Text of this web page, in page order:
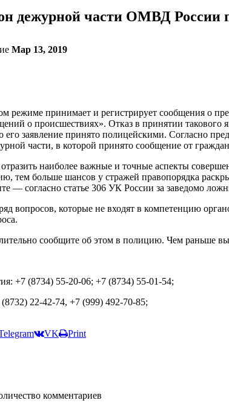
дежурной части ОМВД России
Мар 13, 2019
принимает и регистрирует сообщения о
о происшествиях». Отказ в принятии такового
заявление принято полицейскими. Согласно
части, в которой принято сообщение от
наиболее важные и точные аспекты
тем больше шансов у стражей правопорядка
— согласно статье 306 УК России за заведомо
вопросов, которые не входят в компетенцию
сообщите об этом в полицию. Чем раньше
+7 (8734) 55-20-06; +7 (8734) 55-01-54;
22-42-74, +7 (999) 492-70-85;
VK Print
комментариев